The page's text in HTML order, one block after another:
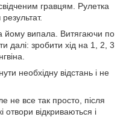
гравцям. Рулетка
йому випала. Витягаючи по
далі: зробити хід на 1, 2, 3
необхідну відстань і не
не все так просто, після
отвори відкриваються і